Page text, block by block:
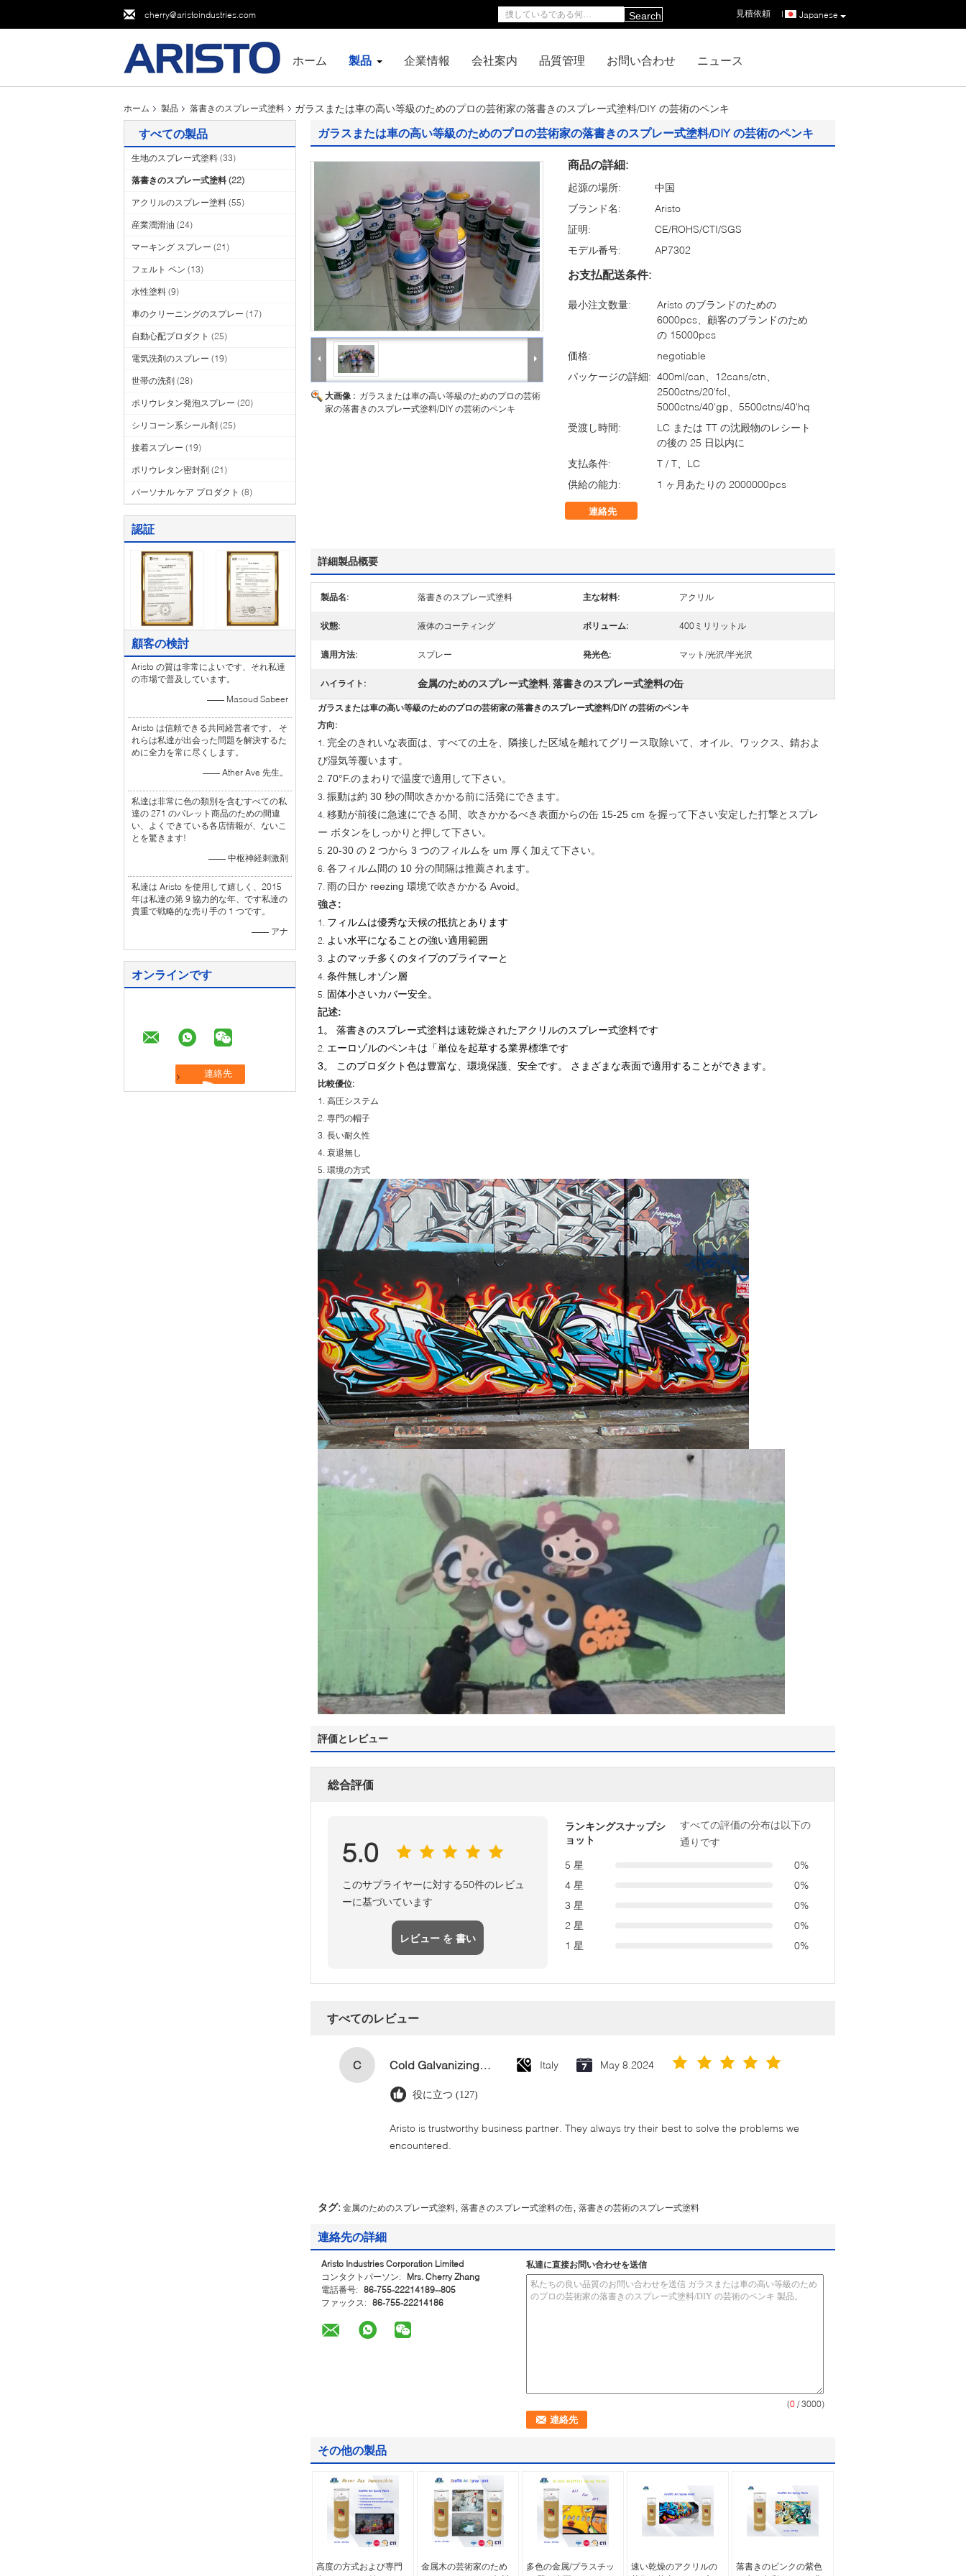
cherry@aristoindustries.com Japanese
見積依頼 |
Search
ホーム 製品 企業情報 会社案内 品質管理 お問い合わせ ニュース
ホーム 製品 落書きのスプレー式塗料 ガラスまたは車の高い等級のためのプロの芸術家の落書きのスプレー式塗料/DIY の芸術のペンキ
すべての製品
生地のスプレー式塗料 (33)
落書きのスプレー式塗料 (22)
アクリルのスプレー塗料 (55)
産業潤滑油 (24)
マーキング スプレー (21)
フェルト ペン (13)
水性塗料 (9)
車のクリーニングのスプレー (17)
自動心配プロダクト (25)
電気洗剤のスプレー (19)
世帯の洗剤 (28)
ポリウレタン発泡スプレー (20)
シリコーン系シール剤 (25)
接着スプレー (19)
ポリウレタン密封剤 (21)
パーソナル ケア プロダクト (8)
認証
顧客の検討
Aristo の質は非常によいです、それ私達
の市場で普及しています。
—— Masoud Sabeer
Aristo は信頼できる共同経営者です。 そ
れらは私達が出会った問題を解決するた
めに全力を常に尽くします。
—— Ather Ave 先生。
私達は非常に色の類別を含むすべての私
達の 271 のパレット商品のための間違
い、よくできている各店情報が、ないこ
とを驚きます!
—— 中枢神経刺激剤
私達は Aristo を使用して嬉しく、2015
年は私達の第 9 協力的な年、です私達の
貴重で戦略的な売り手の 1 つです。
—— アナ
オンラインです
ガラスまたは車の高い等級のためのプロの芸術家の落書きのスプレー式塗料/DIY の芸術のペンキ
大画像 : ガラスまたは車の高い等級のためのプロの芸術
家の落書きのスプレー式塗料/DIY の芸術のペンキ
商品の詳細:
起源の場所:
中国
ブランド名:
Aristo
証明:
CE/ROHS/CTI/SGS
モデル番号:
AP7302
お支払配送条件:
最小注文数量:
Aristo のブランドのための
6000pcs、顧客のブランドのため
の 15000pcs
価格:
negotiable
パッケージの詳細: 400ml/can、12cans/ctn、
2500ctns/20'fcl、
5000ctns/40'gp、5500ctns/40'hq
受渡し時間:
LC または TT の沈殿物のレシート
の後の 25 日以内に
支払条件:
T / T、LC
供給の能力:
1 ヶ月あたりの 2000000pcs
連絡先
詳細製品概要
製品名: 落書きのスプレー式塗料 主な材料: アクリル
状態: 液体のコーティング ボリューム: 400ミリリットル
適用方法: スプレー 発光色: マット/光沢/半光沢
ハイライト: 金属のためのスプレー式塗料, 落書きのスプレー式塗料の缶
ガラスまたは車の高い等級のためのプロの芸術家の落書きのスプレー式塗料/DIY の芸術のペンキ
方向:
1. 完全のきれいな表面は、すべての土を、隣接した区域を離れてグリース取除いて、オイル、ワックス、錆およ
び湿気等覆います。
2. 70°F.のまわりで温度で適用して下さい。
3. 振動は約 30 秒の間吹きかかる前に活発にできます。
4. 移動が前後に急速にできる間、吹きかかるべき表面からの缶 15-25 cm を握って下さい安定した打撃とスプレ
ー ボタンをしっかりと押して下さい。
5. 20-30 の 2 つから 3 つのフィルムを um 厚く加えて下さい。
6. 各フィルム間の 10 分の間隔は推薦されます。
7. 雨の日か reezing 環境で吹きかかる Avoid。
強さ:
1. フィルムは優秀な天候の抵抗とあります
2. よい水平になることの強い適用範囲
3. よのマッチ多くのタイプのプライマーと
4. 条件無しオゾン層
5. 固体小さいカバー安全。
記述:
1。 落書きのスプレー式塗料は速乾燥されたアクリルのスプレー式塗料です
2. エーロゾルのペンキは「単位を起草する業界標準です
3。 このプロダクト色は豊富な、環境保護、安全です。 さまざまな表面で適用することができます。
比較優位:
1. 高圧システム
2. 専門の帽子
3. 長い耐久性
4. 衰退無し
5. 環境の方式
評価とレビュー
総合評価
5.0
このサプライヤーに対する50件のレビュ
ーに基づいています
レビュー を 書い
ランキングスナップシ
ョット
すべての評価の分布は以下の
通りです
5 星
0%
4 星
0%
3 星
0%
2 星
0%
1 星
0%
すべてのレビュー
C Cold Galvanizing Zinc Spray Paint 400ml Italy May 8.2024
役に立つ (127)
Aristo is trustworthy business partner. They always try their best to solve the problems we
encountered.
タグ: 金属のためのスプレー式塗料 落書きのスプレー式塗料の缶 落書きの芸術のスプレー式塗料
連絡先の詳細
Aristo Industries Corporation Limited
コンタクトパーソン:
Mrs. Cherry Zhang
電話番号: 86-755-22214189--805
ファックス: 86-755-22214186
私達に直接お問い合わせを送信
(0 / 3000)
その他の製品
高度の方式および専門
金属木の芸術家のため
多色の金属/プラスチッ
速い乾燥のアクリルの
落書きのピンクの紫色